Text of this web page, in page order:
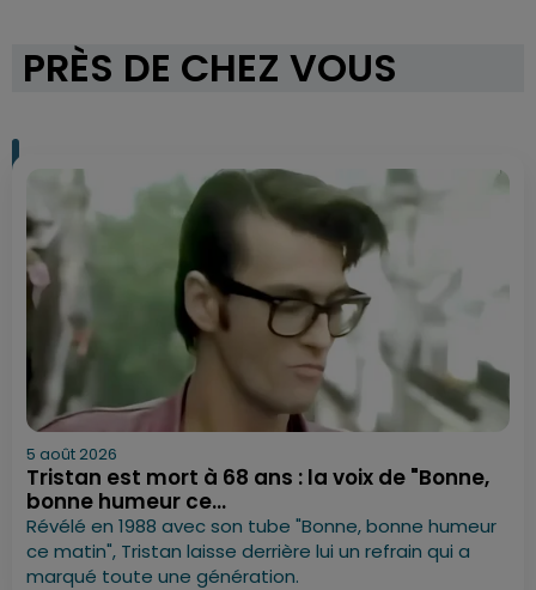
PRÈS DE CHEZ VOUS
5 août 2026
Tristan est mort à 68 ans : la voix de "Bonne,
bonne humeur ce...
Révélé en 1988 avec son tube "Bonne, bonne humeur
ce matin", Tristan laisse derrière lui un refrain qui a
marqué toute une génération.